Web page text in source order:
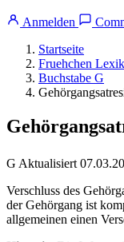
Anmelden
Startseite
Fruehchen
Buchstabe G
G Aktualisiert
Verschluss des
der Gehörgang ist
allgemeinen einen